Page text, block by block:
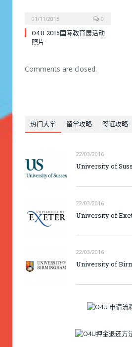
01/11/2015 0
O4U 2015国际教育展活动
照片
Comments are closed.
热门大学 留学攻略 签证攻略
22/03/2016
University of
22/03/2016
University of
22/03/2016
University of